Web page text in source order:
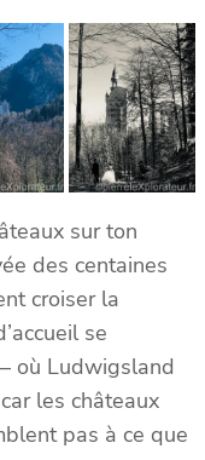
sur ton
des centaines
croiser la
se
où Ludwigsland
les châteaux
pas à ce que